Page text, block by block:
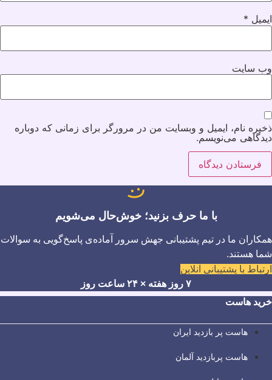
ایمیل *
وب‌ سایت
ذخیره نام، ایمیل و وبسایت من در مرورگر برای زمانی که دوباره
دیدگاهی می‌نویسم.
با ما حرف بزنید؛ خوش‌حال می‌شویم
همکاران ما در تیم پشتیبانی جهش سرور آماده‌ی پاسخ‌گویی به سوالات
شما هستند.
ارتباط با پشتیبانی آنلاین
۷ روز هفته × ۲۴ ساعت روز
خرید هاست
هاست پر بازدید ایران
هاست پربازدید آلمان